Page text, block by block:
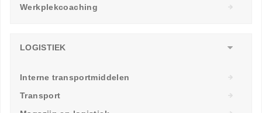
Werkplekcoaching
LOGISTIEK
Interne transportmiddelen
Transport